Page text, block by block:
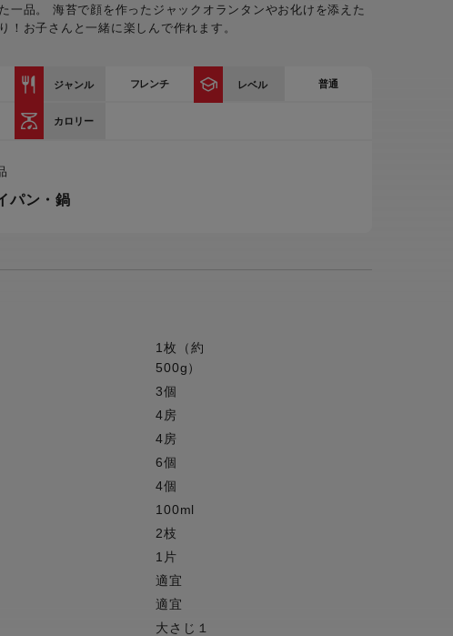
ードプロセッサー
ースター
べての生活家電
一覧
覧
セール対象製品一覧
ピックアップ
一品。 海苔で顔を作ったジャックオランタンやお化けを添えた
！お子さんと一緒に楽しんで作れます。
ジャンル フレンチ レベル 普通
カロリー
パン・鍋
1枚（約
500g）
3個
4房
4房
6個
4個
100ml
2枝
1片
適宜
適宜
大さじ１